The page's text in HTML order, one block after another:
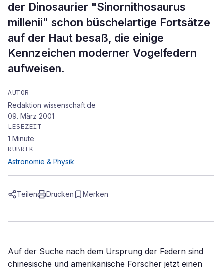
der Dinosaurier "Sinornithosaurus
millenii" schon büschelartige Fortsätze
auf der Haut besaß, die einige
Kennzeichen moderner Vogelfedern
aufweisen.
AUTOR
Redaktion wissenschaft.de
09. März 2001
LESEZEIT
1 Minute
RUBRIK
Astronomie & Physik
Teilen Drucken Merken
Auf der Suche nach dem Ursprung der Federn sind
chinesische und amerikanische Forscher jetzt einen